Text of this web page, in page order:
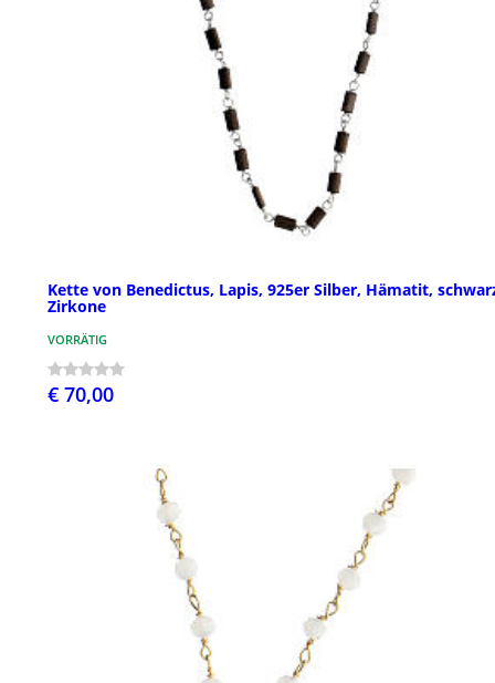
Kette von Benedictus, Lapis, 925er Silber, Hämatit,
Zirkone
VORRÄTIG
€ 70,00